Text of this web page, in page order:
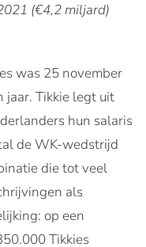
(€4,2 miljard)
was 25 november
jaar. Tikkie legt uit
hun salaris
de WK-wedstrijd
die tot veel
als
op een
Tikkies